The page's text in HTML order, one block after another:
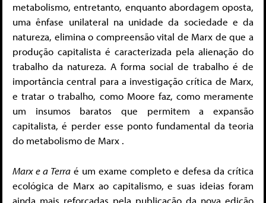
metabolismo, entretanto, enquanto abordagem oposta,
uma ênfase unilateral na unidade da sociedade e da
natureza, elimina o compreensão vital de Marx de que a
produção capitalista é caracterizada pela alienação do
trabalho da natureza. A forma social de trabalho é de
importância central para a investigação crítica de Marx,
e tratar o trabalho, como Moore faz, como meramente
um insumos baratos que permitem a expansão
capitalista, é perder esse ponto fundamental da teoria
do metabolismo de Marx .
Marx e a Terra é um exame completo e defesa da crítica
ecológica de Marx ao capitalismo, e suas ideias foram
ainda mais reforçadas pela publicação da nova edição